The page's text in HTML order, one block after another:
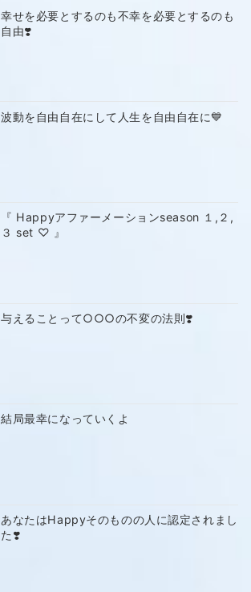
幸せを必要とするのも不幸を必要とするのも
自由❣️
波動を自由自在にして人生を自由自在に💙
『 Happyアファーメーションseason １,２,
３ set ♡ 』
与えることって○○○の不変の法則❣️
結局最幸になっていくよ
あなたはHappyそのものの人に認定されまし
た❣️